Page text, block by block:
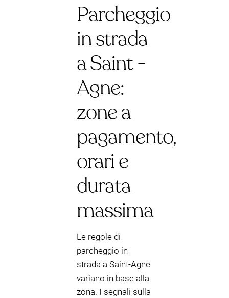
Parcheggio
in strada
a Saint -
Agne:
zone a
pagamento,
orari e
durata
massima
Le regole di
parcheggio in
strada a Saint-Agne
variano in base alla
zona. I segnali sulla